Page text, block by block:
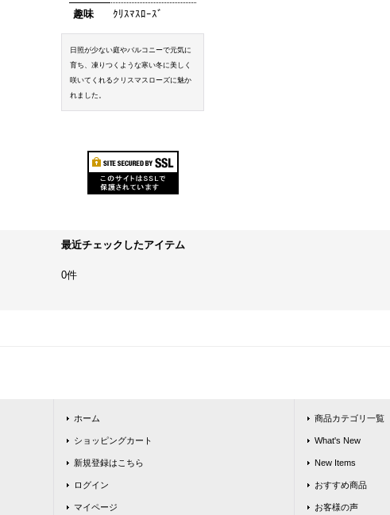
趣味
ｸﾘｽﾏｽﾛｰｽﾞ
日照が少ない庭やバルコニーで元気に
育ち、凍りつくような寒い冬に美しく
咲いてくれるクリスマスローズに魅か
れました。
最近チェックしたアイテム
0件
ホーム
ショッピングカート
新規登録はこちら
ログイン
マイページ
商品カテゴリ一覧
What's New
New Items
おすすめ商品
お客様の声